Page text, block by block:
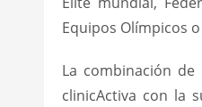
Equipos Olímpicos
La combinación
clinicActiva con la